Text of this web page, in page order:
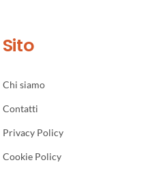
Sito
Chi siamo
Contatti
Privacy Policy
Cookie Policy